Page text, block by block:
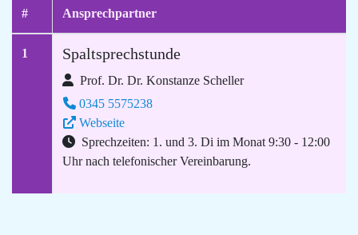
# Ansprechpartner
1 Spaltsprechstunde
Prof. Dr. Dr. Konstanze Scheller
0345 5575238
Webseite
Sprechzeiten: 1. und 3. Di im Monat 9:30 - 12:00
Uhr nach telefonischer Vereinbarung.